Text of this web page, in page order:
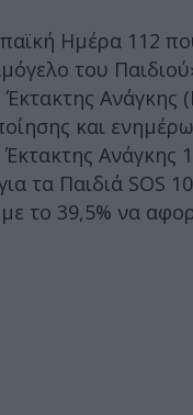
Ημέρα 112
του
Ανάγκης
και
Ανάγκης
τα Παιδιά SOS
το 39,5% να